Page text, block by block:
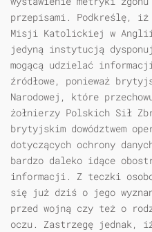
przepisami. Podkreślę, iż
Misji Katolickiej w
jedyną instytucją
mogącą udzielać
źródłowe, ponieważ
Narodowej, które
żołnierzy Polskich Sił
brytyjskim dowództwem
dotyczących ochrony
bardzo daleko idące
informacji. Z teczki
się już dziś o jego
przed wojną czy też o
oczu. Zastrzegę jednak,